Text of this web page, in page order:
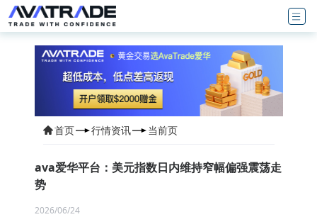
首页 行情资讯 当前页
ava爱华平台：美元指数日内维持窄幅偏强震荡走
势
2026/06/24